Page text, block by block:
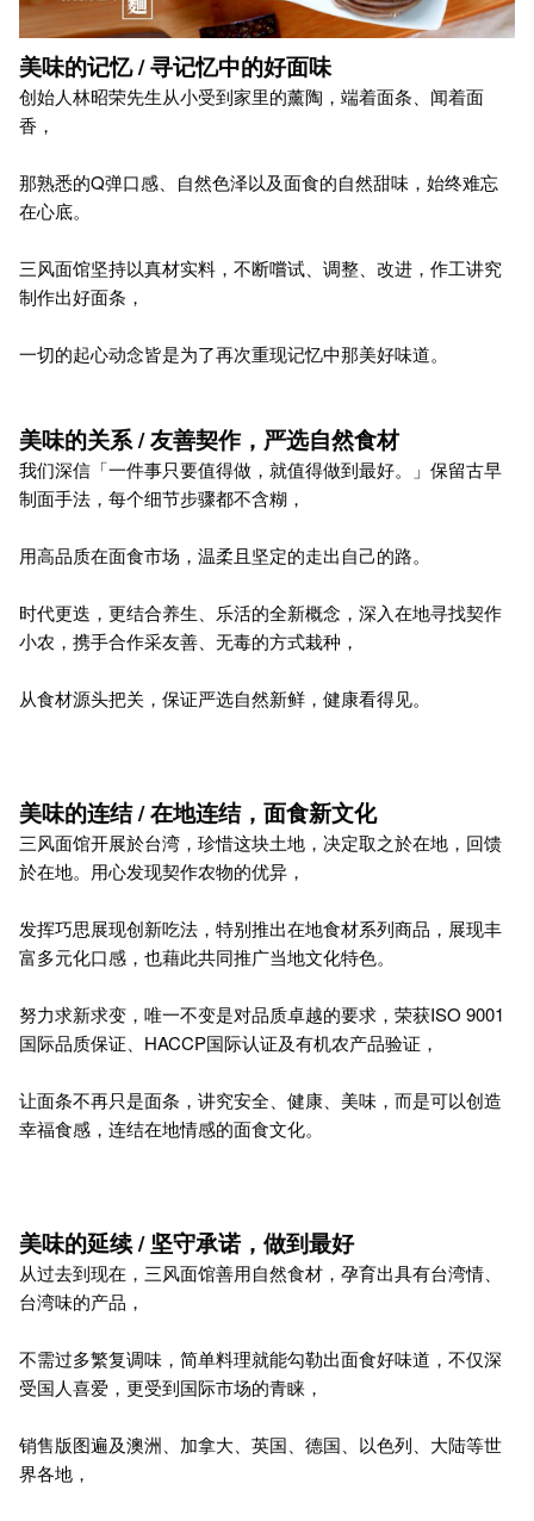
美味的记忆 / 寻记忆中的好面味
创始人林昭荣先生从小受到家里的薰陶，端着面条、闻着面
香，
那熟悉的Q弹口感、自然色泽以及面食的自然甜味，始终难忘
在心底。
三风面馆坚持以真材实料，不断嚐试、调整、改进，作工讲究
制作出好面条，
一切的起心动念皆是为了再次重现记忆中那美好味道。
美味的关系 / 友善契作，严选自然食材
我们深信「一件事只要值得做，就值得做到最好。」保留古早
制面手法，每个细节步骤都不含糊，
用高品质在面食市场，温柔且坚定的走出自己的路。
时代更迭，更结合养生、乐活的全新概念，深入在地寻找契作
小农，携手合作采友善、无毒的方式栽种，
从食材源头把关，保证严选自然新鲜，健康看得见。
美味的连结 / 在地连结，面食新文化
三风面馆开展於台湾，珍惜这块土地，决定取之於在地，回馈
於在地。用心发现契作农物的优异，
发挥巧思展现创新吃法，特别推出在地食材系列商品，展现丰
富多元化口感，也藉此共同推广当地文化特色。
努力求新求变，唯一不变是对品质卓越的要求，荣获ISO 9001
国际品质保证、HACCP国际认证及有机农产品验证，
让面条不再只是面条，讲究安全、健康、美味，而是可以创造
幸福食感，连结在地情感的面食文化。
美味的延续 / 坚守承诺，做到最好
从过去到现在，三风面馆善用自然食材，孕育出具有台湾情、
台湾味的产品，
不需过多繁复调味，简单料理就能勾勒出面食好味道，不仅深
受国人喜爱，更受到国际市场的青睐，
销售版图遍及澳洲、加拿大、英国、德国、以色列、大陆等世
界各地，